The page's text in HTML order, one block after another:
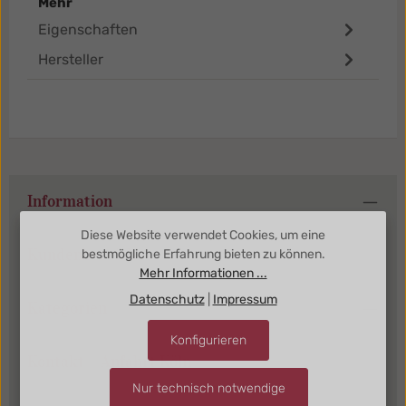
Eigenschaften
Hersteller
Information
Kundenbereich
Kontakt + Anfahrt Köln
Diese Website verwendet Cookies, um eine
bestmögliche Erfahrung bieten zu können.
Mehr Informationen ...
Datenschutz| Impressum
Nur technisch notwendige
Konfigurieren